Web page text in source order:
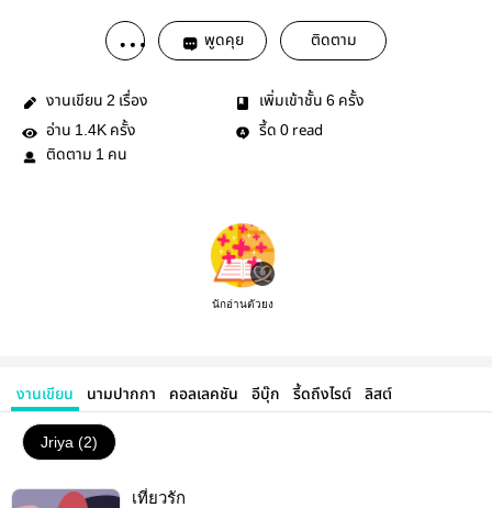
พูดคุย ติดตาม
งานเขียน 2 เรื่อง เพิ่มเข้าชั้น 6 ครั้ง
อ่าน 1.4K ครั้ง รี้ด 0 read
ติดตาม 1 คน
นักอ่านตัวยง
งานเขียน นามปากกา คอลเลคชัน อีบุ๊ก รี้ดถึงไรต์ ลิสต์
Jriya (2)
เที่ยวรัก